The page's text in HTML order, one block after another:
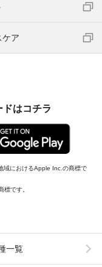
ケア
はコチラ
域におけるApple Inc.の商標で
です。
一覧